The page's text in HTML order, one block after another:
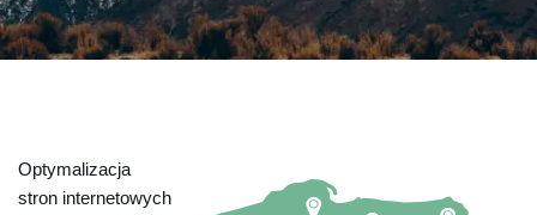
Optymalizacja
stron internetowych